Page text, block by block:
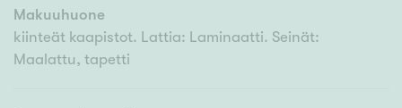
Makuuhuone
kiinteät kaapistot. Lattia: Laminaatti. Seinät:
Maalattu, tapetti